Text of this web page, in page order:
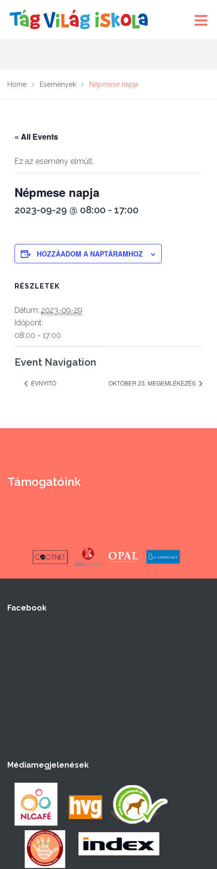
Home Események Népmese napja
« All Events
Ez az esemény elmúlt.
Népmese napja
2023-09-29 @ 08:00 - 17:00
HOZZÁADOM A NAPTÁRAMHOZ
RÉSZLETEK
Dátum: 2023-09-29
Időpont:
08:00 - 17:00
Event Navigation
ÉVNYITÓ OKTÓBER 23. MEGEMLÉKEZÉS
Támogatóink
Facebook
Médiamegjelenések